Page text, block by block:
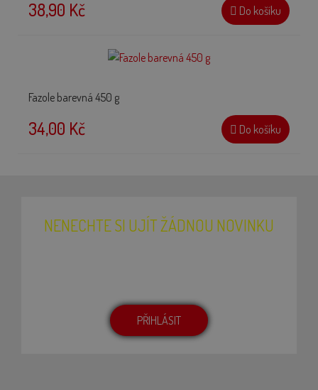
38,90 Kč Do košíku
Fazole barevná 450 g
34,00 Kč Do košíku
NENECHTE SI UJÍT ŽÁDNOU NOVINKU
PŘIHLÁSIT